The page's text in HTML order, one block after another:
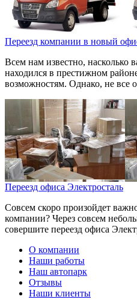
Переезд компании в новый
Всем нам известно, насколько
находился в престижном
возможностям. Однако, не все
Переезд офиса Электросталь
Совсем скоро произойдет
компании? Через совсем
совершите переезд офиса
О компании
Наши работы
Наш автопарк
Отзывы
Наши клиенты